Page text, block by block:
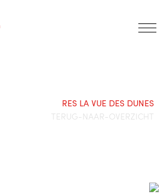
RES LA VUE DES DUNES
TERUG-NAAR-OVERZICHT